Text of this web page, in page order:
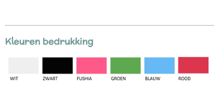
Kleuren bedrukking